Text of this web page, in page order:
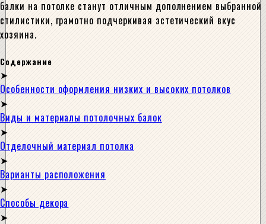
балки на потолке станут отличным дополнением выбранной
стилистики, грамотно подчеркивая эстетический вкус
хозяина.
Содержание
Особенности оформления низких и высоких потолков
Виды и материалы потолочных балок
Отделочный материал потолка
Варианты расположения
Способы декора